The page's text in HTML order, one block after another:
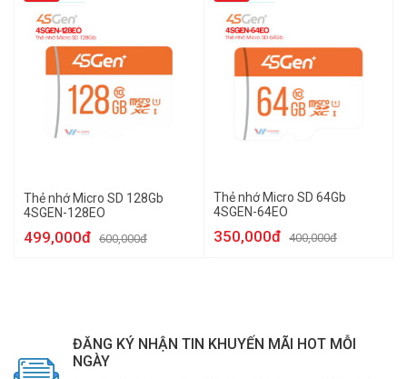
Thẻ nhớ Micro SD 128Gb
4SGEN-128EO
499,000đ 600,000đ
Thẻ nhớ Micro SD 64Gb
4SGEN-64EO
350,000đ 400,000đ
ĐĂNG KÝ NHẬN TIN KHUYẾN MÃI HOT MỖI
NGÀY